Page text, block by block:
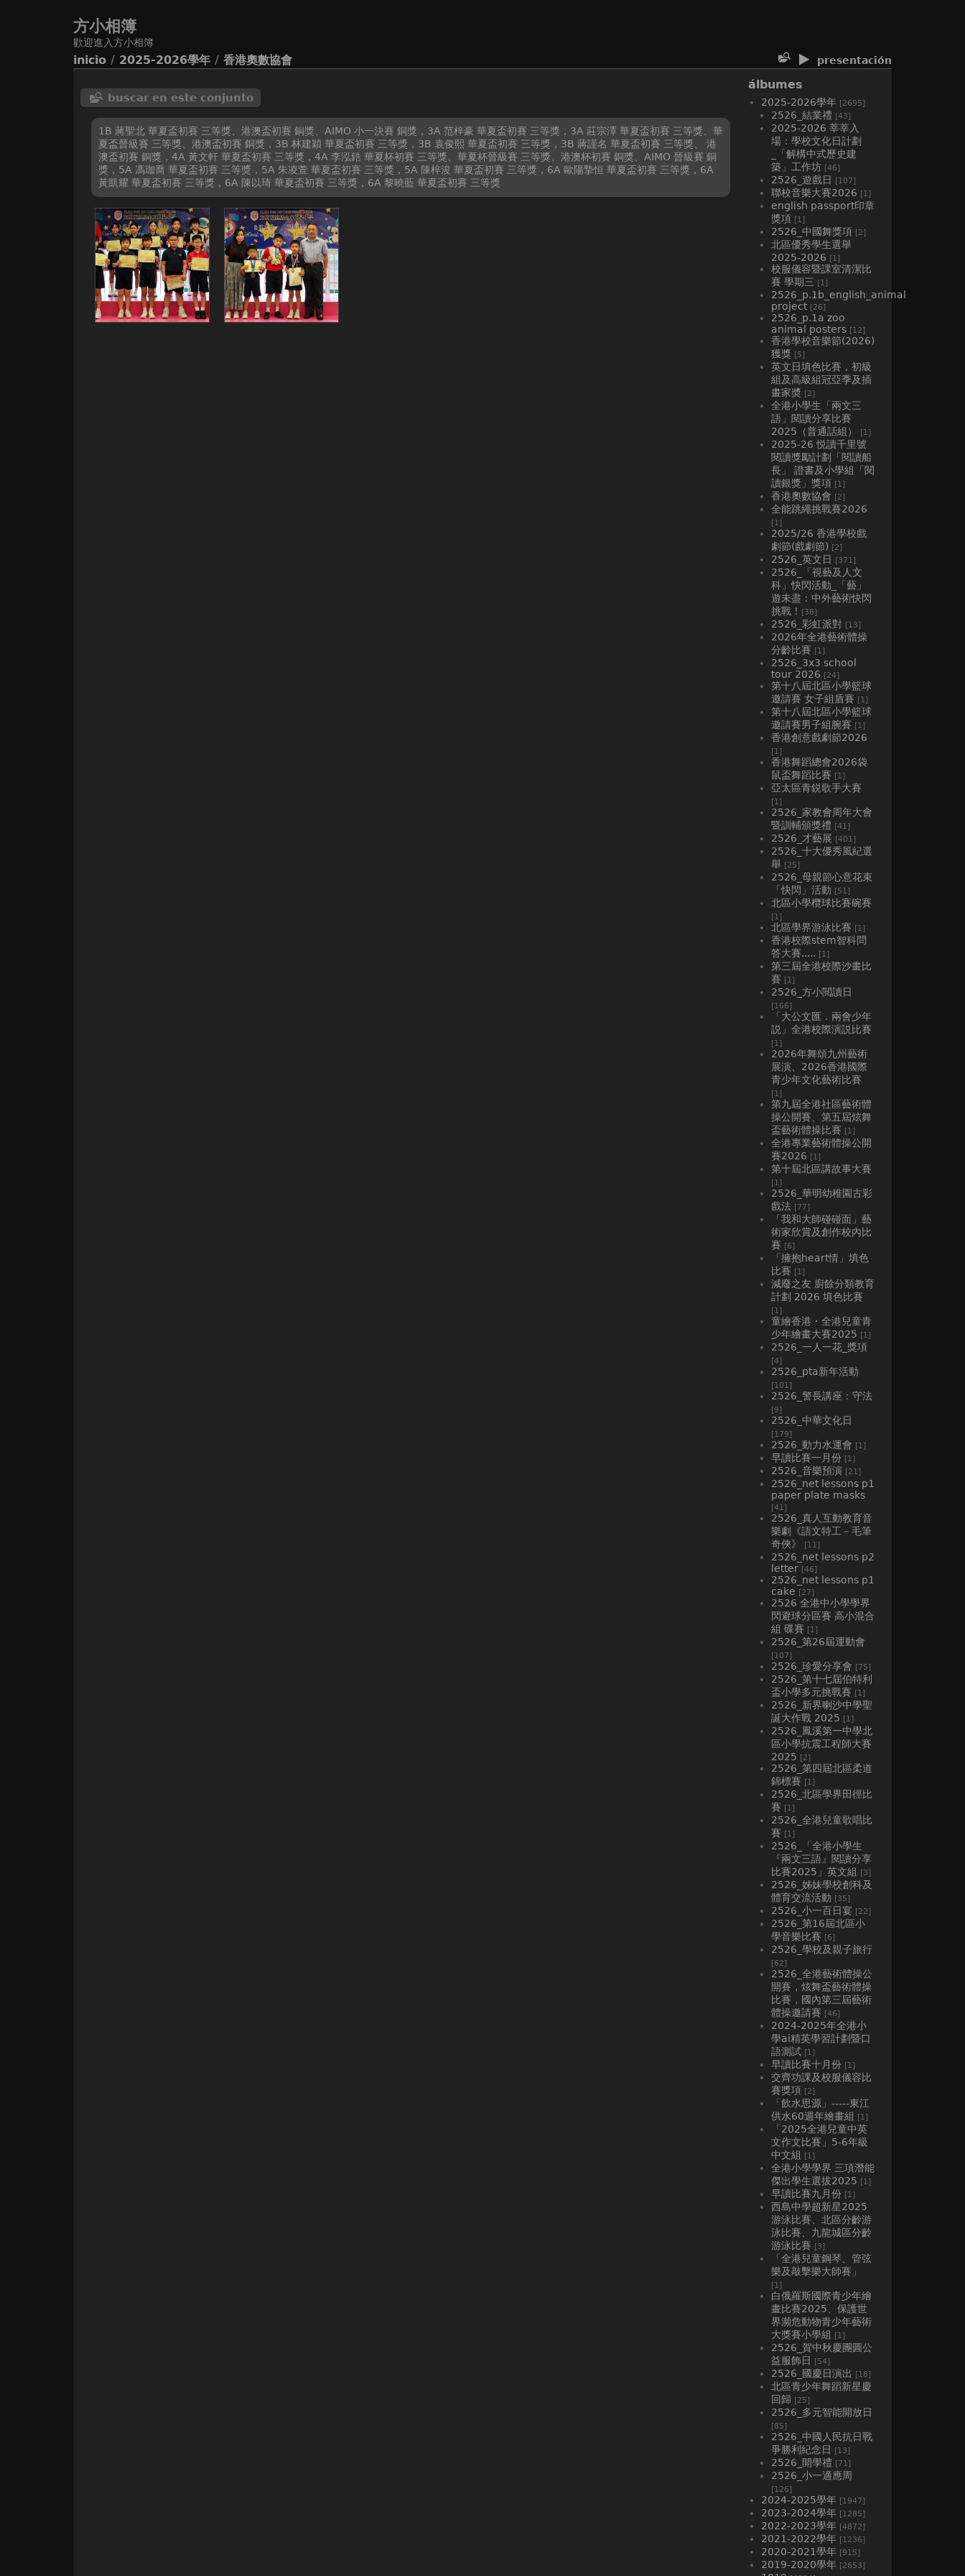
方小相簿
歡迎進入方小相簿
presentación
inicio / 2025-2026學年 / 香港奧數協會
buscar en este conjunto
1B 蔣聖北 華夏盃初賽 三等獎、港澳盃初賽 銅獎、AIMO 小一決賽 銅獎，3A 范梓豪 華夏盃初賽 三等獎，3A 莊宗澤 華夏盃初賽 三等獎、華
夏盃晉級賽 三等獎、港澳盃初賽 銅獎，3B 林建穎 華夏盃初賽 三等獎，3B 袁俊熙 華夏盃初賽 三等獎，3B 蔣謹名 華夏盃初賽 三等獎、 港
澳盃初賽 銅獎，4A 黃文軒 華夏盃初賽 三等獎，4A 李泓鋯 華夏杯初賽 三等獎、華夏杯晉級賽 三等獎、港澳杯初賽 銅獎、AIMO 晉級賽 銅
獎，5A 馮珈喬 華夏盃初賽 三等獎，5A 朱凌萱 華夏盃初賽 三等獎，5A 陳梓浚 華夏盃初賽 三等獎，6A 歐陽摯恒 華夏盃初賽 三等獎，6A
黃凱耀 華夏盃初賽 三等獎，6A 陳以琦 華夏盃初賽 三等獎，6A 黎曉藍 華夏盃初賽 三等獎
álbumes
2025-2026學年 [2695]
2526_結業禮 [43]
2025-2026 莘莘入
場：學校文化日計劃
_「解構中式歷史建
築」工作坊 [46]
2526_遊戲日 [107]
聯校音樂大賽2026 [1]
english passport印章
獎項 [1]
2526_中國舞獎項 [2]
北區優秀學生選舉
2025-2026 [1]
校服儀容暨課室清潔比
賽 學期三 [1]
2526_p.1b_english_animal
project [26]
2526_p.1a zoo
animal posters [12]
香港學校音樂節(2026)
獲獎 [5]
英文日填色比賽，初級
組及高級組冠亞季及插
畫家奬 [2]
全港小學生「兩文三
語」閱讀分享比賽
2025（普通話組）
[1]
2025-26 悦讀千里號
閱讀獎勵計劃「閱讀船
長」 證書及小學組「閱
讀銀獎」獎項 [1]
香港奧數協會 [2]
全能跳繩挑戰賽2026
[1]
2025/26 香港學校戲
劇節(戲劇節) [2]
2526_英文日 [371]
2526_「視藝及人文
科」快閃活動_「藝」
遊未盡：中外藝術快閃
挑戰 ! [38]
2526_彩虹派對 [13]
2026年全港藝術體操
分齡比賽 [1]
2526_3x3 school
tour 2026 [24]
第十八屆北區小學籃球
邀請賽 女子組盾賽 [1]
第十八屆北區小學籃球
邀請賽男子組腕賽 [1]
香港創意戲劇節2026
[1]
香港舞蹈總會2026袋
鼠盃舞蹈比賽 [1]
亞太區青鋭歌手大賽
[1]
2526_家教會周年大會
暨訓輔頒獎禮 [41]
2526_才藝展 [401]
2526_十大優秀風紀選
舉 [25]
2526_母親節心意花束
「快閃」活動 [51]
北區小學欖球比賽碗賽
[1]
北區學界游泳比賽 [1]
香港校際stem智科問
答大賽..... [1]
第三屆全港校際沙畫比
賽 [1]
2526_方小閲讀日
[166]
「大公文匯．兩會少年
説」全港校際演説比賽
[1]
2026年舞頌九州藝術
展演、2026香港國際
青少年文化藝術比賽
[1]
第九屆全港社區藝術體
操公開賽、第五屆炫舞
盃藝術體操比賽 [1]
全港專業藝術體操公開
賽2026 [1]
第十屆北區講故事大賽
[1]
2526_華明幼稚園古彩
戲法 [77]
「我和大師碰碰面」藝
術家欣賞及創作校內比
賽 [6]
「擁抱heart情」填色
比賽 [1]
減廢之友 廚餘分類教育
計劃 2026 填色比賽
[1]
童繪香港・全港兒童青
少年繪畫大賽2025 [1]
2526_一人一花_獎項
[4]
2526_pta新年活動
[101]
2526_警長講座：守法
[9]
2526_中華文化日
[179]
2526_動力水運會 [1]
早讀比賽一月份 [1]
2526_音樂預演 [21]
2526_net lessons p1
paper plate masks
[41]
2526_真人互動教育音
樂劇《語文特工－毛筆
奇俠》
[11]
2526_net lessons p2
letter [46]
2526_net lessons p1
cake [27]
2526 全港中小學學界
閃避球分區賽 高小混合
組 碟賽 [1]
2526_第26屆運動會
[107]
2526_珍愛分享會 [75]
2526_第十七屆伯特利
盃小學多元挑戰賽 [1]
2526_新界喇沙中學聖
誕大作戰 2025 [1]
2526_鳳溪第一中學北
區小學抗震工程師大賽
2025 [2]
2526_第四屆北區柔道
錦標賽 [1]
2526_北區學界田徑比
賽 [1]
2526_全港兒童歌唱比
賽 [1]
2526_「全港小學生
『兩文三語』閱讀分享
比賽2025」英文組 [3]
2526_姊妹學校創科及
體育交流活動 [35]
2526_小一百日宴 [22]
2526_第16屆北區小
學音樂比賽 [6]
2526_學校及親子旅行
[62]
2526_全港藝術體操公
開賽，炫舞盃藝術體操
比賽，國內第三屆藝術
體操邀請賽 [46]
2024-2025年全港小
學ai精英學習計劃暨口
語測試 [1]
早讀比賽十月份 [1]
交齊功課及校服儀容比
賽獎項 [2]
「飲水思源」-----東江
供水60週年繪畫組 [1]
「2025全港兒童中英
文作文比賽」5-6年級
中文組 [1]
全港小學學界 三項潛能
傑出學生選拔2025 [1]
早讀比賽九月份 [1]
西島中學超新星2025
游泳比賽、北區分齡游
泳比賽、九龍城區分齡
游泳比賽 [3]
「全港兒童鋼琴、管弦
樂及敲擊樂大師賽」
[1]
白俄羅斯國際青少年繪
畫比賽2025、⁠保護世
界瀕危動物青少年藝術
大獎賽小學組 [1]
2526_賀中秋慶團圓公
益服飾日 [54]
2526_國慶日演出 [18]
北區青少年舞蹈新星慶
回歸 [25]
2526_多元智能開放日
[85]
2526_中國人民抗日戰
爭勝利紀念日 [13]
2526_開學禮 [71]
2526_小一適應周
[126]
2024-2025學年 [1947]
2023-2024學年 [1285]
2022-2023學年 [4872]
2021-2022學年 [1236]
2020-2021學年 [915]
2019-2020學年 [2653]